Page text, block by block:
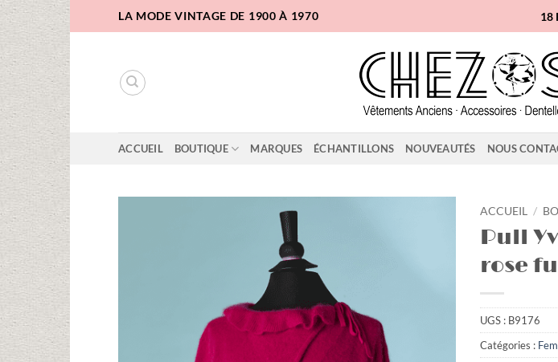
au
LA MODE VINTAGE DE 1900 À 1970 18
ACCUEIL BOUTIQUE MARQUES ÉCHANTILLONS NOUVEAUTÉS NOUS
ACCUEIL /
Pull
rose
UGS : B9176
Catégories :